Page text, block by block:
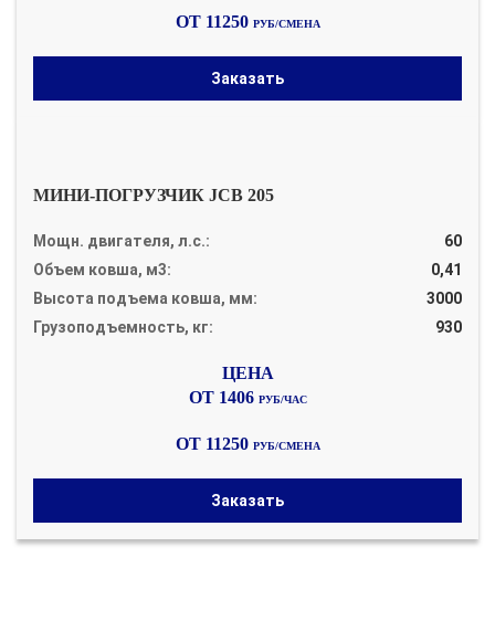
ОТ 11250 РУБ/СМЕНА
Заказать
МИНИ-ПОГРУЗЧИК JCB 205
Мощн. двигателя, л.с.:
60
Объем ковша, м3:
0,41
Высота подъема ковша, мм:
3000
Грузоподъемность, кг:
930
ОТ 1406 РУБ/ЧАС
ОТ 11250 РУБ/СМЕНА
Заказать